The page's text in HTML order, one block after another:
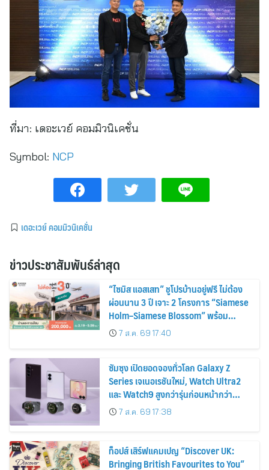
ที่มา: เดอะเวย์ คอมมิวนิเคชั่น
Symbol: NCP
เดอะเวย์ คอมมิวนิเคชั่น
ข่าวประชาสัมพันธ์ล่าสุด
“ไซมิส แอสเสท” ชูโปรบ้านอยู่ฟรี ไม่ต้อง
ผ่อนนาน 3 ปี เจาะ 2 โครงการ “Siamese
Holm–Siamese Blossom” พร้อม
ส่วนลดและสิทธิพิเศษถึง 31 สิงหาคม
2569
7 ส.ค. 69 17:40
ซัมซุง เปิดยอดจองทั่วโลก Galaxy Z
Series เจเนอเรชันใหม่, Watch Ultra2
และ Watch9 สูงกว่ารุ่นก่อนหน้ากว่า
30%7 ส.ค. 69 17:38
ท็อปส์ เสิร์ฟแคมเปญ “Discover UK:
Bringing British Favourites to You”